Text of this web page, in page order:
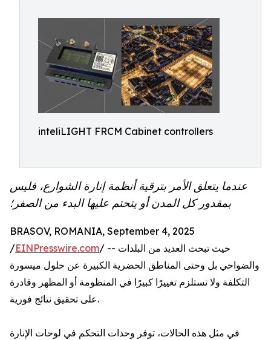
inteliLIGHT FRCM Cabinet controllers
عندما يتعلق الأمر بترقية أنظمة إنارة الشوارع، فليس
بمقدور كل المدن أو يتحتم عليها البدء من الصفر؛
BRASOV, ROMANIA, September 4, 2025
/EINPresswire.com/ -- حيث تبحث العديد من البلدات
والضواحي بل وحتى المناطق الحضرية الكبيرة عن حلول ميسورة
التكلفة ولا تستلزم تغييرًا كبيرًا في المنظومة أو المظهر وقادرة
على تحقيق نتائج فورية.
في مثل هذه الحالات، توفر وحدات التحكم في لوحات الإنارة